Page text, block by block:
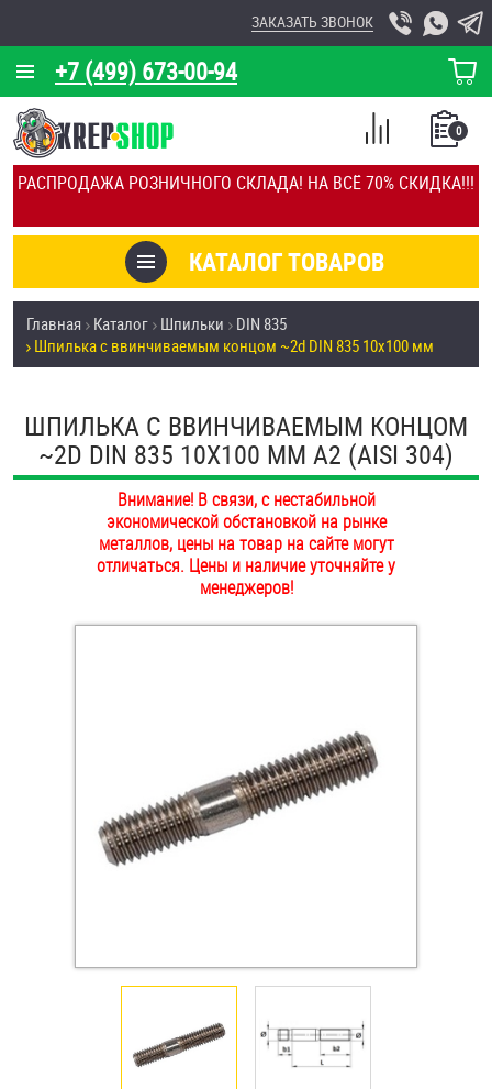
РАСПРОДАЖА РОЗНИЧНОГО СКЛАДА! НА ВСЁ 70% СКИДКА!!!
+7 (499) 673-00-94
ЗАКАЗАТЬ ЗВОНОК
КОРЗИНА
О КОМПАНИИ
КАЛЬКУЛЯТОР
ОТЗЫВЫ
УСЛУГИ
СКИДКИ
ОПТ
ПОКУПАТЕЛЯМ
ОПЛАТА И ДОСТАВКА
НАШИ МАГАЗИНЫ
КАТАЛОГ ТОВАРОВ
0
СПИСОК
СРАВНЕНИЕ
Товары со скидкой
Анкеры
Антивандальный крепёж, инструмент
Болты и винты
Втулки
Заклепки (Гайки-Заклепки)
Инструмент
Крюки, кольца с шурупной резьбой
Оснастка и аксессуары для яхт
Главная Каталог Шпильки
DIN 835
Шпилька c ввинчиваемым концом ~2d DIN 835 10х100 мм
ШПИЛЬКА C ВВИНЧИВАЕМЫМ КОНЦОМ
~2D DIN 835 10Х100 ММ А2 (AISI 304)
Внимание! В связи, с нестабильной
экономической обстановкой на рынке
металлов, цены на товар на сайте могут
отличаться. Цены и наличие уточняйте у
менеджеров!